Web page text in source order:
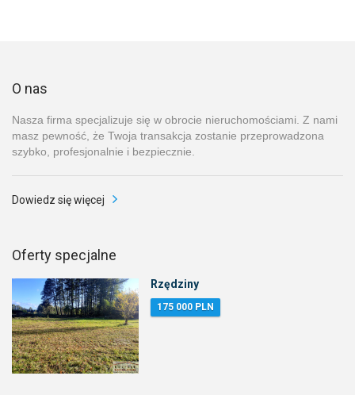
O nas
Nasza firma specjalizuje się w obrocie nieruchomościami. Z nami
masz pewność, że Twoja transakcja zostanie przeprowadzona
szybko, profesjonalnie i bezpiecznie.
Dowiedz się więcej
Oferty specjalne
Rzędziny
175 000 PLN